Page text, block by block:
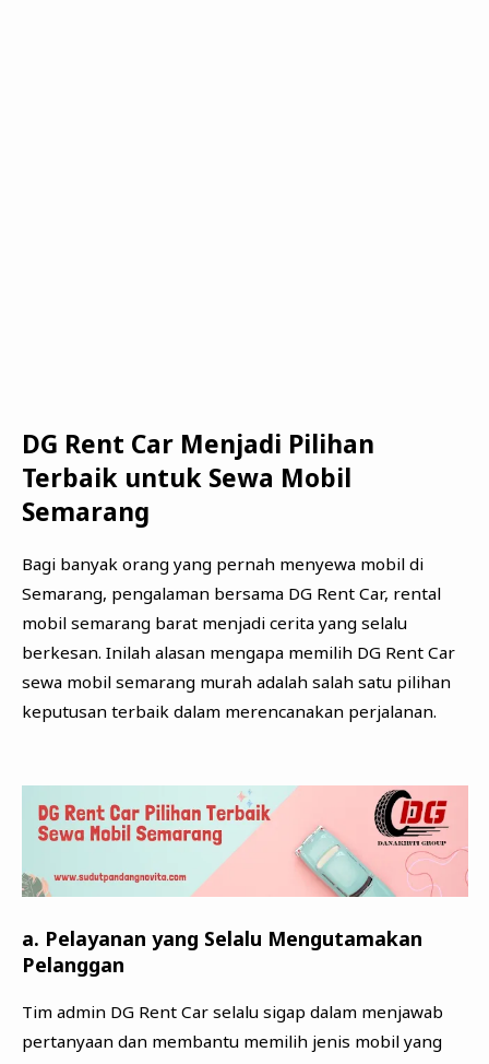
DG Rent Car Menjadi Pilihan
Terbaik untuk Sewa Mobil
Semarang
Bagi banyak orang yang pernah menyewa mobil di
Semarang, pengalaman bersama DG Rent Car, rental
mobil semarang barat menjadi cerita yang selalu
berkesan. Inilah alasan mengapa memilih DG Rent Car
sewa mobil semarang murah adalah salah satu pilihan
keputusan terbaik dalam merencanakan perjalanan.
a. Pelayanan yang Selalu Mengutamakan
Pelanggan
Tim admin DG Rent Car selalu sigap dalam menjawab
pertanyaan dan membantu memilih jenis mobil yang